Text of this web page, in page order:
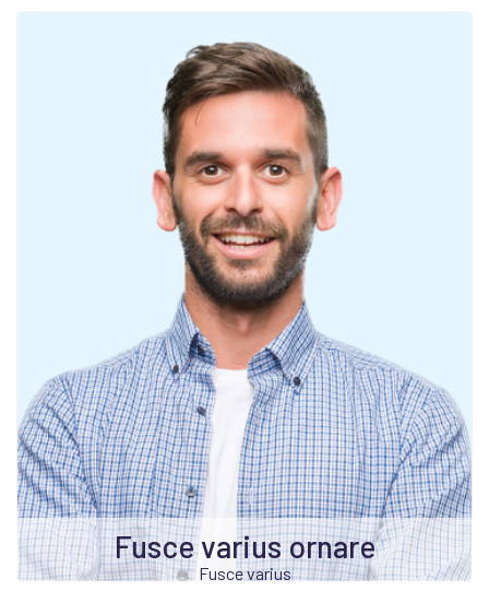
Fusce varius ornare
Fusce varius